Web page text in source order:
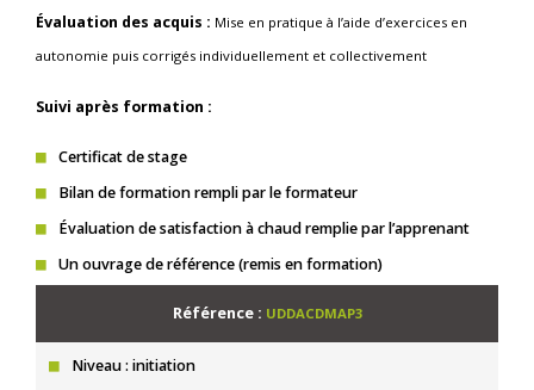
Évaluation des acquis : Mise en pratique à l’aide d’exercices en
autonomie puis corrigés individuellement et collectivement
Suivi après formation :
Certificat de stage
Bilan de formation rempli par le formateur
Évaluation de satisfaction à chaud remplie par l’apprenant
Un ouvrage de référence (remis en formation)
Référence : UDDACDMAP3
Niveau : initiation